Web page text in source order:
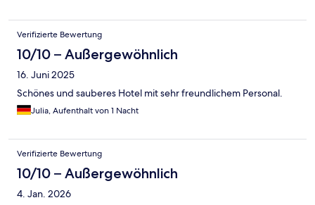
Verifizierte Bewertung
10/10 – Außergewöhnlich
16. Juni 2025
Schönes und sauberes Hotel mit sehr freundlichem Personal.
Julia, Aufenthalt von 1 Nacht
Verifizierte Bewertung
10/10 – Außergewöhnlich
4. Jan. 2026